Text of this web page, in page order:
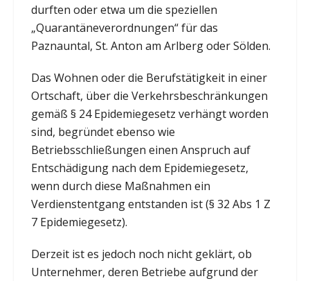
durften oder etwa um die speziellen
„Quarantäneverordnungen“ für das
Paznauntal, St. Anton am Arlberg oder Sölden.
Das Wohnen oder die Berufstätigkeit in einer
Ortschaft, über die Verkehrsbeschränkungen
gemäß § 24 Epidemiegesetz verhängt worden
sind, begründet ebenso wie
Betriebsschließungen einen Anspruch auf
Entschädigung nach dem Epidemiegesetz,
wenn durch diese Maßnahmen ein
Verdienstentgang entstanden ist (§ 32 Abs 1 Z
7 Epidemiegesetz).
Derzeit ist es jedoch noch nicht geklärt, ob
Unternehmer, deren Betriebe aufgrund der